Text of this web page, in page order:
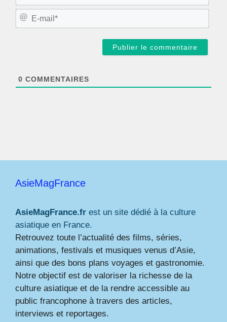
m
E
0 COMMENTAIRES
AsieMagFrance
AsieMagFrance.fr est un site dédié à la culture
asiatique en France.
Retrouvez toute l’actualité des films, séries,
animations, festivals et musiques venus d’Asie,
ainsi que des bons plans voyages et gastronomie.
Notre objectif est de valoriser la richesse de la
culture asiatique et de la rendre accessible au
public francophone à travers des articles,
interviews et reportages.